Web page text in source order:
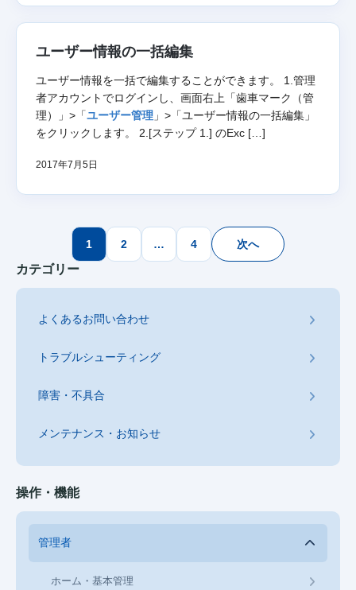
カテゴリー
よくあるお問い合わせ
トラブルシューティング
障害・不具合
メンテナンス・お知らせ
操作・機能
管理者
ホーム・基本管理
ユーザー情報の一括編集
ユーザー情報を一括で編集することができます。 1.管理
者アカウントでログインし、画面右上「歯車マーク（管
理）」>「ユーザー管理 」>「ユーザー情報の一括編集」
をクリックします。 2.[ステップ 1.] のExc […]
2017年7月5日
投
稿
ー
り
1 2 … 4 次へ